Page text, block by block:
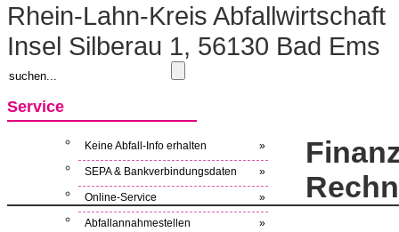
Rhein-Lahn-Kreis Abfallwirtschaft
Insel Silberau 1, 56130 Bad Ems
Service
Keine Abfall-Info erhalten »
SEPA & Bankverbindungsdaten »
Online-Service »
Abfallannahmestellen »